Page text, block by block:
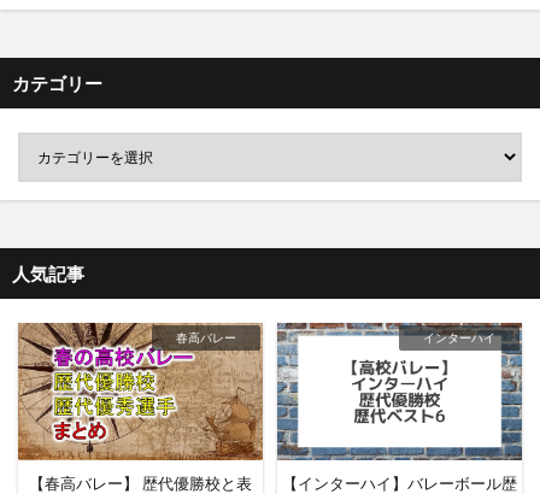
カテゴリー
人気記事
春高バレー
【春高バレー】 歴代優勝校と表
インターハイ
【インターハイ】バレーボール歴